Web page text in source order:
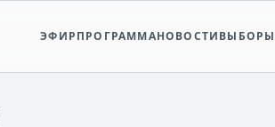
ЭФИРПРОГРАММАНОВОСТИВЫБОРЫ